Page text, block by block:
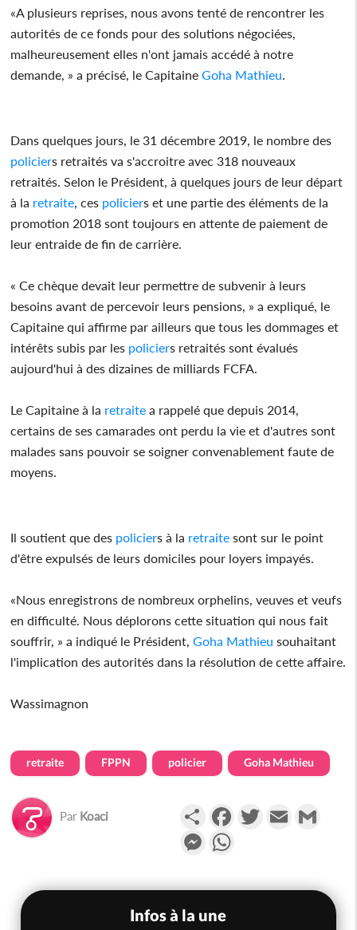
«A plusieurs reprises, nous avons tenté de rencontrer les
autorités de ce fonds pour des solutions négociées,
malheureusement elles n'ont jamais accédé à notre
demande, » a précisé, le CapitaineGoha Mathieu
Dans quelques jours, le 31 décembre 2019, le nombre des
policiers retraités va s'accroitre avec 318 nouveaux
retraités. Selon le Président, à quelques jours de leur départ
à la retraite , ces policiers et une partie des éléments de la
promotion 2018 sont toujours en attente de paiement de
leur entraide de fin de carrière.
« Ce chèque devait leur permettre de subvenir à leurs
besoins avant de percevoir leurs pensions, » a expliqué, le
Capitaine qui affirme par ailleurs que tous les dommages et
intérêts subis par les policiers retraités sont évalués
aujourd'hui à des dizaines de milliards FCFA.
Le Capitaine à la retraite a rappelé que depuis 2014,
certains de ses camarades ont perdu la vie et d'autres sont
malades sans pouvoir se soigner convenablement faute de
moyens.
Il soutient que des policiers à la retraite sont sur le point
d'être expulsés de leurs domiciles pour loyers impayés.
«Nous enregistrons de nombreux orphelins, veuves et veufs
en difficulté. Nous déplorons cette situation qui nous fait
souffrir, » a indiqué le Président,Goha Mathieu souhaitant
l'implication des autorités dans la résolution de cette affaire.
Wassimagnon
retraite FPPN policier Goha Mathieu
Par Koaci PartagerFacebookTwitterEmail
Messenger
Infos à la une